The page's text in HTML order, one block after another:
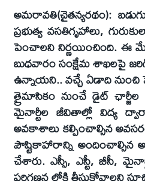
అమరావతి(చైతన్యరథం):
ప్రభుత్వ వసతిగృహాలు,
పెంచాలని నిర్ణయించింది. ఈ
బుధవారం సంక్షేమ శాఖలపై
ఉన్నాయని.. వచ్చే ఏడాది
త్రైమాసికం నుంచే డైట్ ఛార్జీల
మైనార్టీల జీవితాల్లో విద్య
అవకాశాలు కల్పించాల్సిన
పౌష్టికాహారాన్ని అందించాల్సిన
చేశారు. ఎస్సీ, ఎస్టీ, బీసీ,
పరిగణన లోకి తీసుకోవాలని